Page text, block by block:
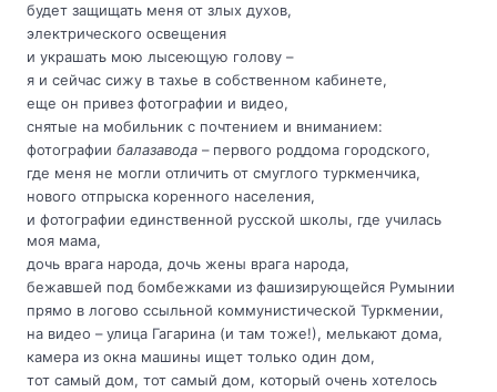
будет защищать меня от злых духов,
электрического освещения
и украшать мою лысеющую голову –
я и сейчас сижу в тахье в собственном кабинете,
еще он привез фотографии и видео,
снятые на мобильник с почтением и вниманием:
фотографии балазавода – первого роддома городского,
где меня не могли отличить от смуглого туркменчика,
нового отпрыска коренного населения,
и фотографии единственной русской школы, где училась
моя мама,
дочь врага народа, дочь жены врага народа,
бежавшей под бомбежками из фашизирующейся Румынии
прямо в логово ссыльной коммунистической Туркмении,
на видео – улица Гагарина (и там тоже!), мелькают дома,
камера из окна машины ищет только один дом,
тот самый дом, тот самый дом, который очень хотелось